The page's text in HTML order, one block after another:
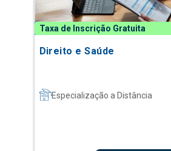
Taxa de Inscrição Gratuita
Direito e Saúde
Especialização a Distância